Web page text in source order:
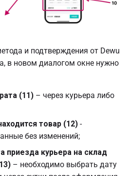
и подтверждения от Dewu
в новом диалогом окне нужно
(11) – через курьера либо
товар (12) -
без изменений;
приезда курьера на склад
– необходимо выбрать дату